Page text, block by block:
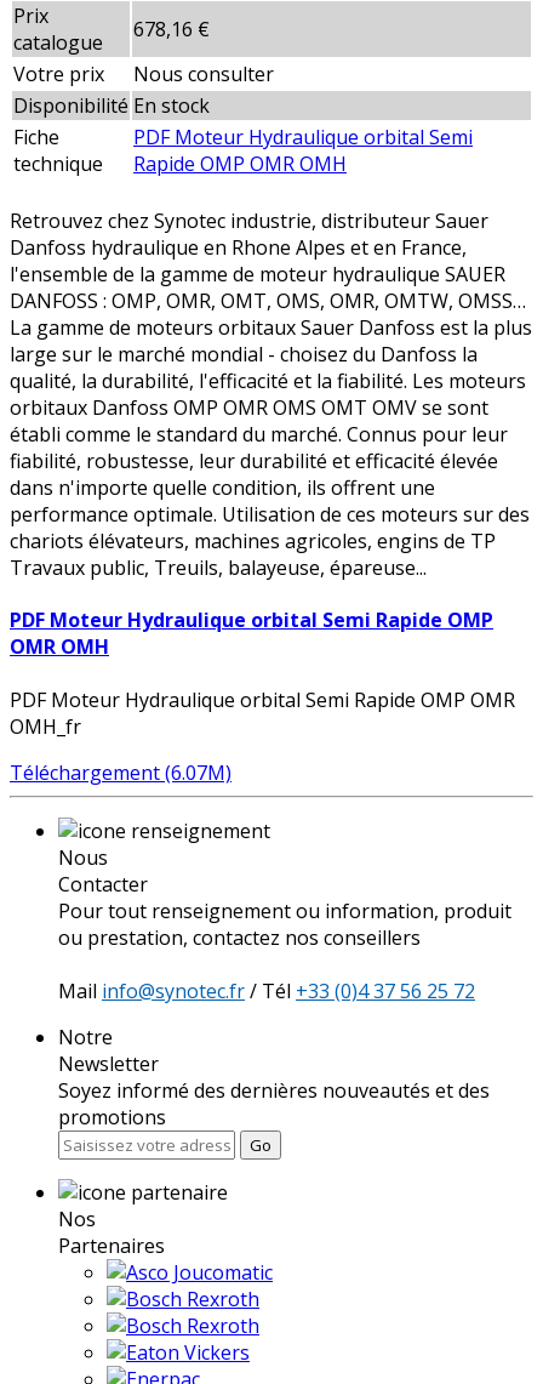
Prix
catalogue
678,16 €
Votre prix
Nous consulter
Disponibilité En stock
Fiche
technique
PDF Moteur Hydraulique orbital Semi
Rapide OMP OMR OMH
Retrouvez chez Synotec industrie, distributeur Sauer
Danfoss hydraulique en Rhone Alpes et en France,
l'ensemble de la gamme de moteur hydraulique SAUER
DANFOSS : OMP, OMR, OMT, OMS, OMR, OMTW, OMSS…
La gamme de moteurs orbitaux Sauer Danfoss est la plus
large sur le marché mondial - choisez du Danfoss la
qualité, la durabilité, l'efficacité et la fiabilité. Les moteurs
orbitaux Danfoss OMP OMR OMS OMT OMV se sont
établi comme le standard du marché. Connus pour leur
fiabilité, robustesse, leur durabilité et efficacité élevée
dans n'importe quelle condition, ils offrent une
performance optimale. Utilisation de ces moteurs sur des
chariots élévateurs, machines agricoles, engins de TP
Travaux public, Treuils, balayeuse, épareuse...
PDF Moteur Hydraulique orbital Semi Rapide OMP
OMR OMH
PDF Moteur Hydraulique orbital Semi Rapide OMP OMR
OMH_fr
Téléchargement (6.07M)
Nous
Contacter
Pour tout renseignement ou information, produit
ou prestation, contactez nos conseillers
Mail info@synotec.fr/ Tél +33 (0)4 37 56 25 72
Notre
Newsletter
Soyez informé des dernières nouveautés et des
promotions
Go
Nos
Partenaires